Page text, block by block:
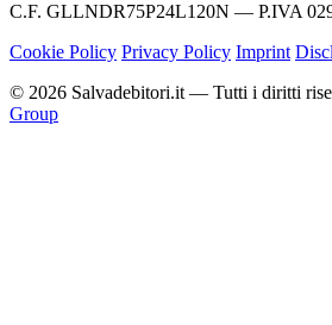
C.F. GLLNDR75P24L120N — P.IVA
Cookie Policy Privacy Policy Imprint
© 2026 Salvadebitori.it — Tutti i diritti
Group